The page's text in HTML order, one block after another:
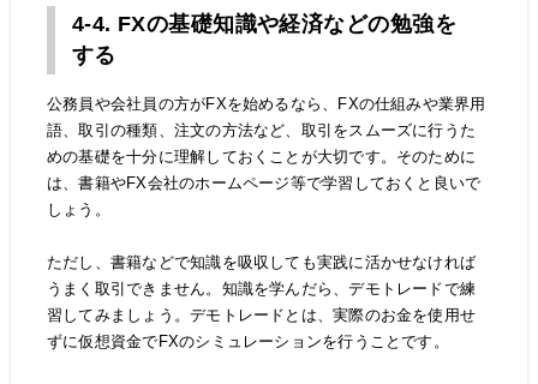
4-4. FXの基礎知識や経済などの勉強を
する
公務員や会社員の方がFXを始めるなら、FXの仕組みや業界用
語、取引の種類、注文の方法など、取引をスムーズに行うた
めの基礎を十分に理解しておくことが大切です。そのために
は、書籍やFX会社のホームページ等で学習しておくと良いで
しょう。
ただし、書籍などで知識を吸収しても実践に活かせなければ
うまく取引できません。知識を学んだら、デモトレードで練
習してみましょう。デモトレードとは、実際のお金を使用せ
ずに仮想資金でFXのシミュレーションを行うことです。